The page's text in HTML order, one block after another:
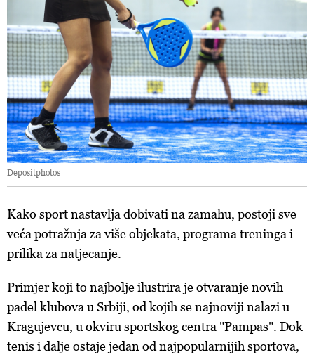
Depositphotos
Kako sport nastavlja dobivati ​​na zamahu, postoji sve
veća potražnja za više objekata, programa treninga i
prilika za natjecanje.
Primjer koji to najbolje ilustrira je otvaranje novih
padel klubova u Srbiji, od kojih se najnoviji nalazi u
Kragujevcu, u okviru sportskog centra "Pampas". Dok
tenis i dalje ostaje jedan od najpopularnijih sportova,